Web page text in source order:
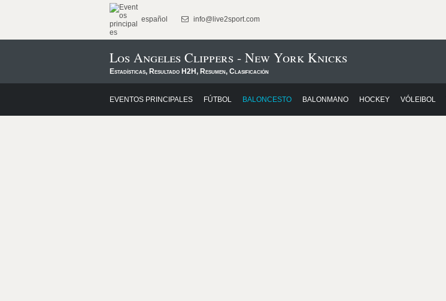
español info@live2sport.com
Los Angeles Clippers - New York Knicks
Estadísticas, Resultado H2H, Resumen, Clasificación
EVENTOS PRINCIPALES FÚTBOL BALONCESTO BALONMANO HOCKEY VÓLEIBOL